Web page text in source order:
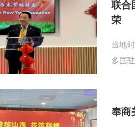
联合
荣
当地
多国
奉商